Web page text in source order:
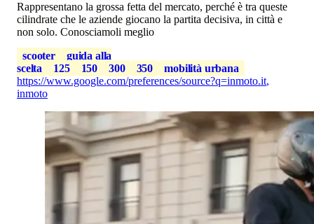
Rappresentano la grossa fetta del mercato, perché è tra queste
cilindrate che le aziende giocano la partita decisiva, in città e
non solo. Conosciamoli meglio
scooter
guida alla
scelta
125 150 300 350
mobilità urbana
https://www.google.com/preferences/source?q=inmoto.it,
inmoto